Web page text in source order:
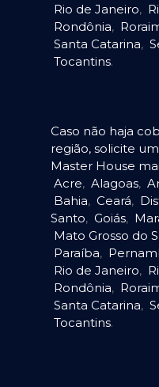
Rio de Janeiro,
Rondônia,
Santa Catarina,
Tocantins.
Caso não haja
região, solicite
Master House
Acre, Alagoas,
Bahia, Ceará,
Santo, Goiás,
Mato Grosso do
Paraíba,
Rio de Janeiro,
Rondônia,
Santa Catarina,
Tocantins.